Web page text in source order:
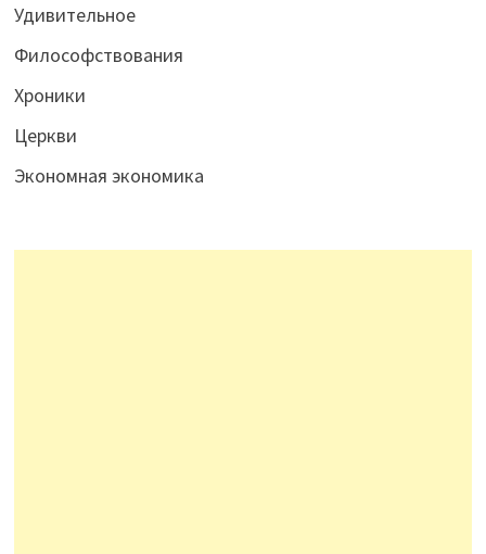
Удивительное
Философствования
Хроники
Церкви
Экономная экономика